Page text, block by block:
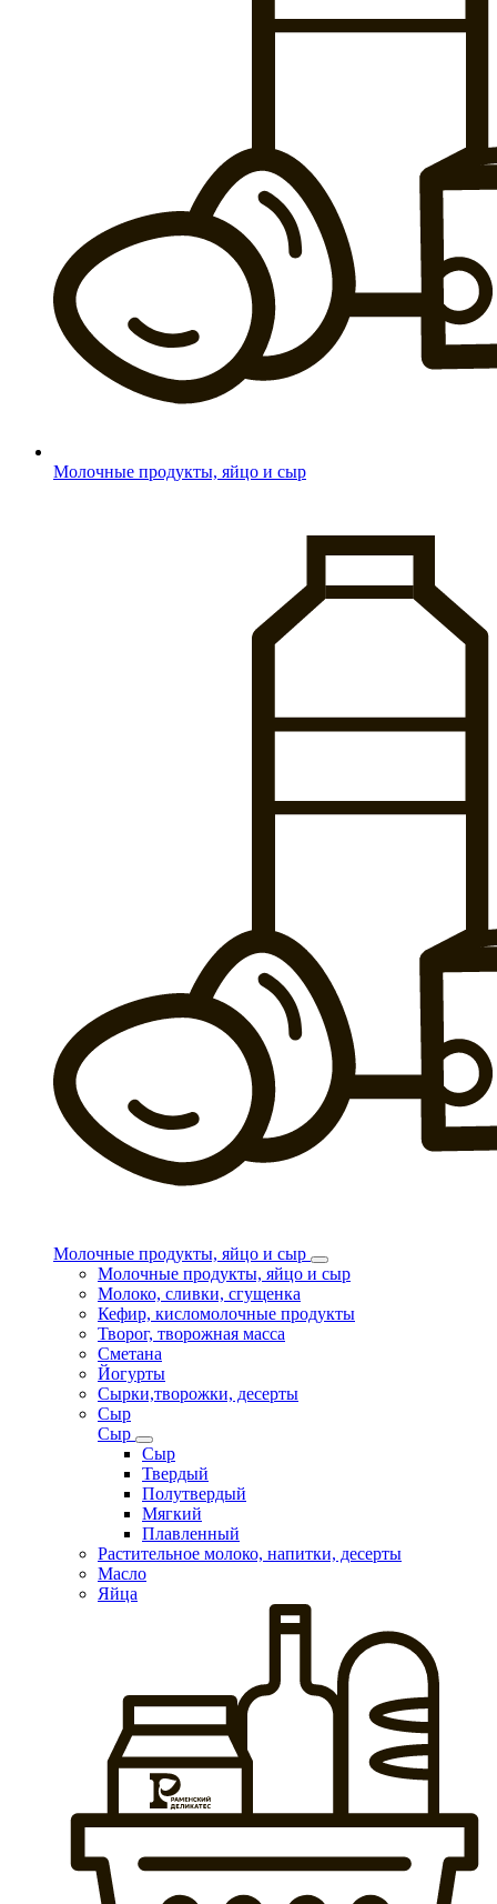
Молочные продукты, яйцо и сыр
Молочные продукты, яйцо и сыр
Молочные продукты, яйцо и сыр
Молоко, сливки, сгущенка
Кефир, кисломолочные продукты
Творог, творожная масса
Сметана
Йогурты
Сырки,творожки, десерты
Сыр
Сыр
Сыр
Твердый
Полутвердый
Мягкий
Плавленный
Растительное молоко, напитки, десерты
Масло
Яйца